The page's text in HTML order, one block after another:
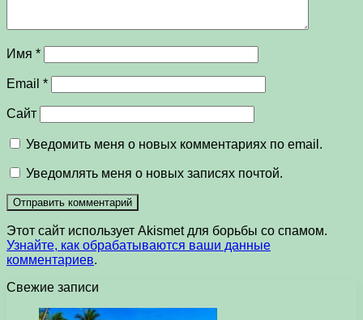
Имя *
Email *
Сайт
Уведомить меня о новых комментариях по email.
Уведомлять меня о новых записях почтой.
Этот сайт использует Akismet для борьбы со спамом.
Узнайте, как обрабатываются ваши данные
комментариев.
Свежие записи